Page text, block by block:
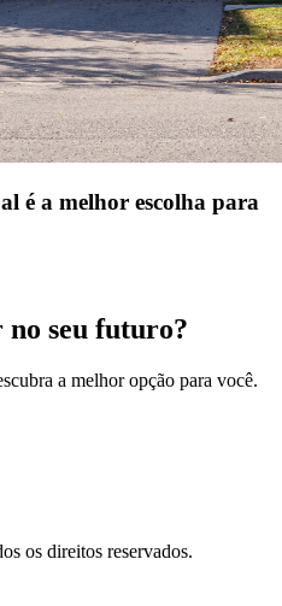
é a melhor escolha para
seu futuro?
a melhor opção para você.
os direitos reservados.